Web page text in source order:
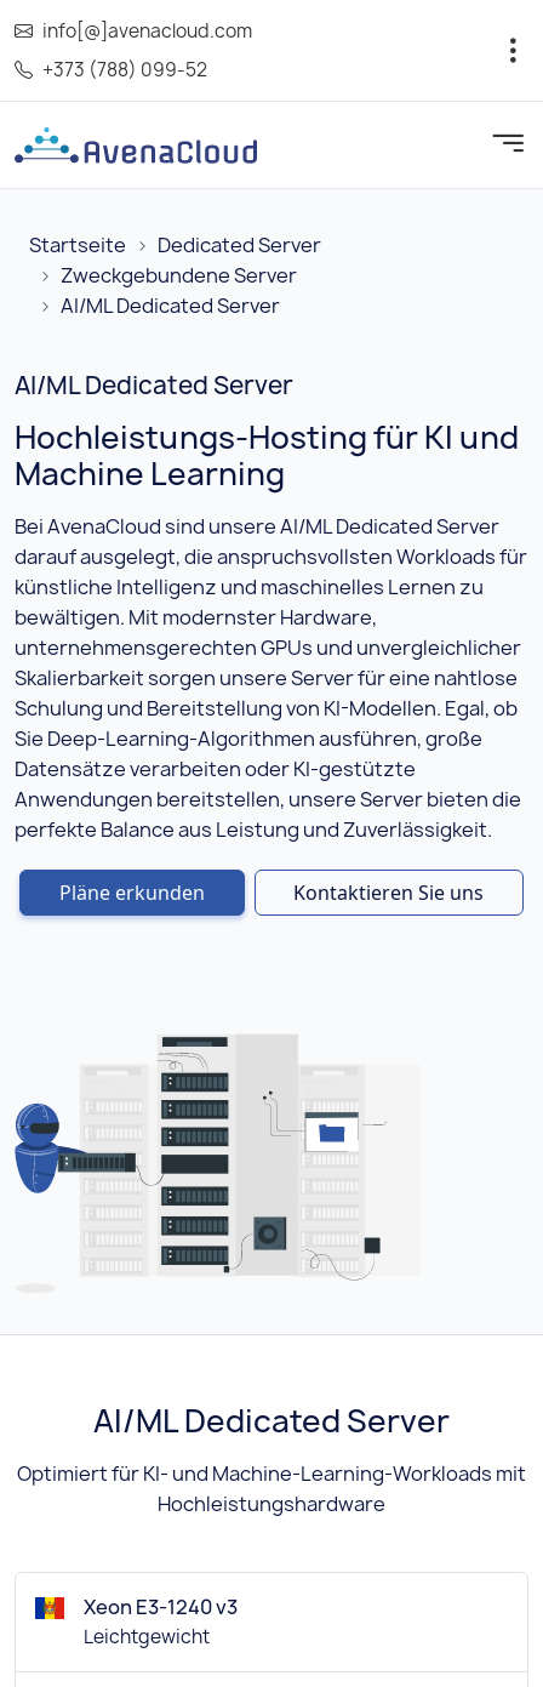
info[@]avenacloud.com
+373 (788) 099-52
Startseite
Dedicated Server
Zweckgebundene Server
AI/ML Dedicated Server
AI/ML Dedicated Server
Hochleistungs-Hosting für KI und
Machine Learning
Bei AvenaCloud sind unsere AI/ML Dedicated Server
darauf ausgelegt, die anspruchsvollsten Workloads für
künstliche Intelligenz und maschinelles Lernen zu
bewältigen. Mit modernster Hardware,
unternehmensgerechten GPUs und unvergleichlicher
Skalierbarkeit sorgen unsere Server für eine nahtlose
Schulung und Bereitstellung von KI-Modellen. Egal, ob
Sie Deep-Learning-Algorithmen ausführen, große
Datensätze verarbeiten oder KI-gestützte
Anwendungen bereitstellen, unsere Server bieten die
perfekte Balance aus Leistung und Zuverlässigkeit.
Pläne erkunden Kontaktieren Sie uns
AI/ML Dedicated Server
Optimiert für KI- und Machine-Learning-Workloads mit
Hochleistungshardware
Xeon E3-1240 v3
Leichtgewicht